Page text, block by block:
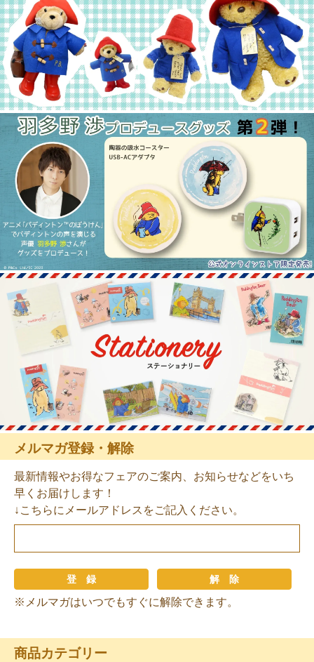
メルマガ登録・解除
最新情報やお得なフェアのご案内、お知らせなどをいち
早くお届けします！
↓こちらにメールアドレスをご記入ください。
※メルマガはいつでもすぐに解除できます。
商品カテゴリー